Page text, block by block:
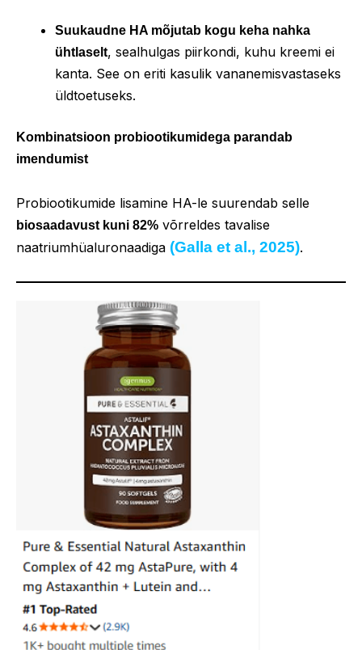
Suukaudne HA mõjutab kogu keha nahka
ühtlaselt, sealhulgas piirkondi, kuhu kreemi ei
kanta. See on eriti kasulik vananemisvastaseks
üldtoetuseks.
Kombinatsioon probiootikumidega parandab
imendumist
Probiootikumide lisamine HA-le suurendab selle
biosaadavust kuni 82% võrreldes tavalise
naatriumhüaluronaadiga (Galla et al., 2025).